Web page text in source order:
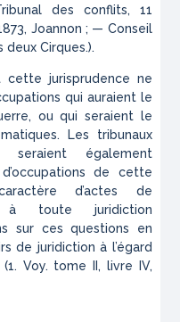
des conflits, 11
Joannon ; — Conseil
deux Cirques.).
jurisprudence ne
qui auraient le
ou qui seraient le
Les tribunaux
seraient également
de cette
d’actes de
à toute juridiction
sur ces questions en
de juridiction à l’égard
Voy. tome II, livre IV,